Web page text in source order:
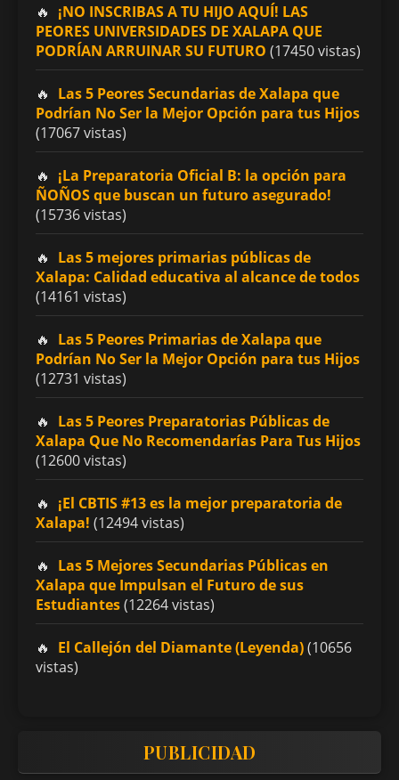
¡NO INSCRIBAS A TU HIJO AQUÍ! LAS
PEORES UNIVERSIDADES DE XALAPA QUE
PODRÍAN ARRUINAR SU FUTURO (17450 vistas)
Las 5 Peores Secundarias de Xalapa que
Podrían No Ser la Mejor Opción para tus Hijos
(17067 vistas)
¡La Preparatoria Oficial B: la opción para
ÑOÑOS que buscan un futuro asegurado!
(15736 vistas)
Las 5 mejores primarias públicas de
Xalapa: Calidad educativa al alcance de todos
(14161 vistas)
Las 5 Peores Primarias de Xalapa que
Podrían No Ser la Mejor Opción para tus Hijos
(12731 vistas)
Las 5 Peores Preparatorias Públicas de
Xalapa Que No Recomendarías Para Tus Hijos
(12600 vistas)
¡El CBTIS #13 es la mejor preparatoria de
Xalapa! (12494 vistas)
Las 5 Mejores Secundarias Públicas en
Xalapa que Impulsan el Futuro de sus
Estudiantes(12264 vistas)
El Callejón del Diamante (Leyenda)(10656
vistas)
PUBLICIDAD